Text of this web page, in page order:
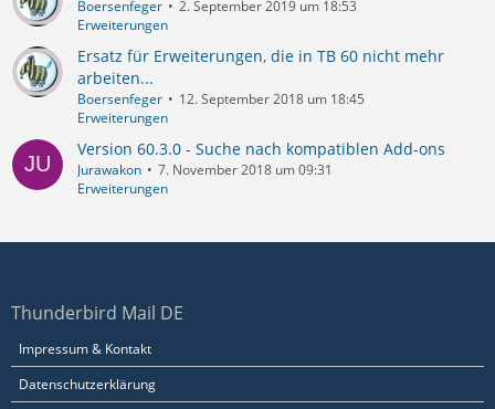
Boersenfeger
2. September 2019 um 18:53
Erweiterungen
Ersatz für Erweiterungen, die in TB 60 nicht mehr
arbeiten...
Boersenfeger
12. September 2018 um 18:45
Erweiterungen
Version 60.3.0 - Suche nach kompatiblen Add-ons
Jurawakon
7. November 2018 um 09:31
Erweiterungen
Thunderbird Mail DE
Impressum & Kontakt
Datenschutzerklärung